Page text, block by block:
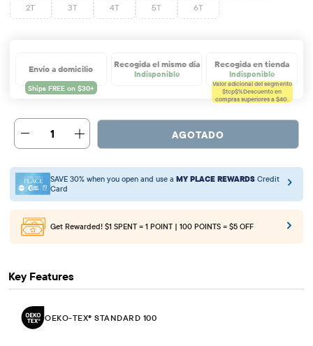
2T 3T 4T 5T 6T
Envío a domicilio Recogida el mismo día
Indisponible
Recogida en tienda
Indisponible
Valor adicional del segmento
$tcp$%Descuento en
compras superiores a $40.
1 AGOTADO
SAVE 30% when you open and use a MY PLACE REWARDS Credit
Card
Get Rewarded! $1 SPENT = 1 POINT | 100 POINTS = $5 OFF
Key Features
OEKO-TEX® STANDARD 100